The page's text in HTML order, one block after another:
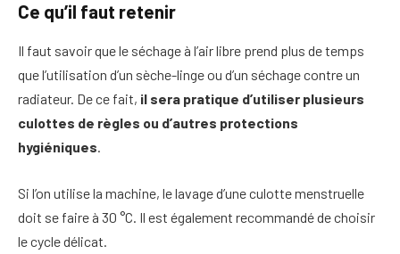
Ce qu’il faut retenir
Il faut savoir que le séchage à l’air libre prend plus de temps
que l’utilisation d’un sèche-linge ou d’un séchage contre un
radiateur. De ce fait, il sera pratique d’utiliser plusieurs
culottes de règles ou d’autres protections
hygiéniques.
Si l’on utilise la machine, le lavage d’une culotte menstruelle
doit se faire à 30 °C. Il est également recommandé de choisir
le cycle délicat.